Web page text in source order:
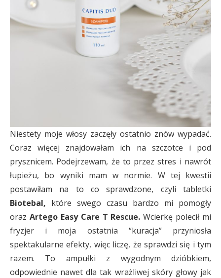
Niestety moje włosy zaczęły ostatnio znów wypadać.
Coraz więcej znajdowałam ich na szczotce i pod
prysznicem. Podejrzewam, że to przez stres i nawrót
łupieżu, bo wyniki mam w normie. W tej kwestii
postawiłam na to co sprawdzone, czyli tabletki
Biotebal, które swego czasu bardzo mi pomogły
oraz Artego Easy Care T Rescue.Wcierkę polecił mi
fryzjer i moja ostatnia “kuracja” przyniosła
spektakularne efekty, więc liczę, że sprawdzi się i tym
razem. To ampułki z wygodnym dzióbkiem,
odpowiednie nawet dla tak wrażliwej skóry głowy jak